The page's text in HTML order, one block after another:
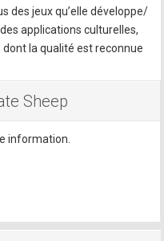
des jeux qu’elle développe/
applications culturelles,
la qualité est reconnue
Sheep
information.